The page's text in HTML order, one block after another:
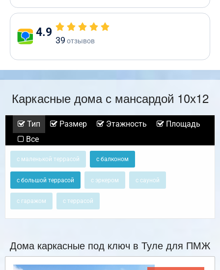
4.9
39 отзывов
Каркасные дома с мансардой 10х12
Тип Размер Этажность
Площадь
Все
с маленькой террасой с балконом
с большой террасой с эркером с сауной
с гаражом с террасой
Дома каркасные под ключ в Туле для ПМЖ